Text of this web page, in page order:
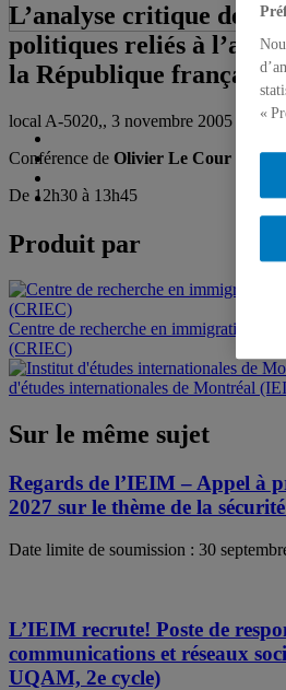
L’analyse critique des
politiques reliés à
la République française
local A-5020,, 3 novembre 2005
Conférence de Olivier Le Cour
De 12h30 à 13h45
Produit par
Centre de recherche en immigration,
(CRIEC)
d'études internationales de Montréal
Sur le même sujet
Regards de l’IEIM – Appel à
2027 sur le thème de la
Date limite de soumission : 30
L’IEIM recrute! Poste de
communications et réseaux
UQAM, 2e cycle)
«